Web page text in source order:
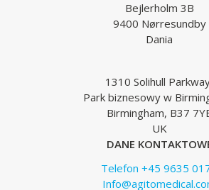
Bejlerholm 3B
9400 Nørresundby
Dania
1310 Solihull
Park biznesowy w
Birmingham, B37
UK
DANE
Telefon +45 9635